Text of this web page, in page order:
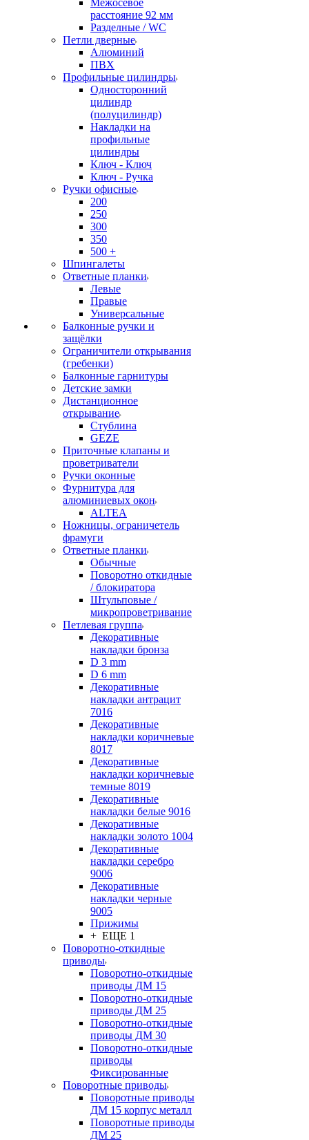
Межосевое
расстояние 92 мм
Разделные / WC
Петли дверные
Алюминий
ПВХ
Профильные цилиндры
Односторонний
цилиндр
(полуцилиндр)
Накладки на
профильные
цилиндры
Ключ - Ключ
Ключ - Ручка
Ручки офисные
200
250
300
350
500 +
Шпингалеты
Ответные планки
Левые
Правые
Универсальные
Балконные ручки и
защёлки
Ограничители открывания
(гребенки)
Балконные гарнитуры
Детские замки
Дистанционное
открывание
Стублина
GEZE
Приточные клапаны и
проветриватели
Ручки оконные
Фурнитура для
алюминиевых окон
ALTEA
Ножницы, ограничетель
фрамуги
Ответные планки
Обычные
Поворотно откидные
/ блокиратора
Штульповые /
микропроветривание
Петлевая группа
Декоративные
накладки бронза
D 3 mm
D 6 mm
Декоративные
накладки антрацит
7016
Декоративные
накладки коричневые
8017
Декоративные
накладки коричневые
темные 8019
Декоративные
накладки белые 9016
Декоративные
накладки золото 1004
Декоративные
накладки серебро
9006
Декоративные
накладки черные
9005
Прижимы
+ ЕЩЕ 1
Поворотно-откидные
приводы
Поворотно-откидные
приводы ДМ 15
Поворотно-откидные
приводы ДМ 25
Поворотно-откидные
приводы ДМ 30
Поворотно-откидные
приводы
Фиксированные
Поворотные приводы
Поворотные приводы
ДМ 15 корпус металл
Поворотные приводы
ДМ 25